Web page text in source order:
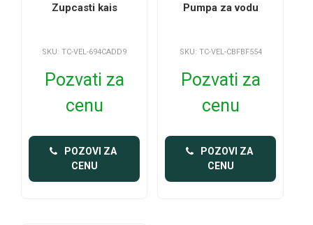
Zupcasti kais
SKU: TC-VEL-694CADD9
Pozvati za
cenu
POZOVI ZA
CENU
Pumpa za vodu
SKU: TC-VEL-CBFBF554
Pozvati za
cenu
POZOVI ZA
CENU